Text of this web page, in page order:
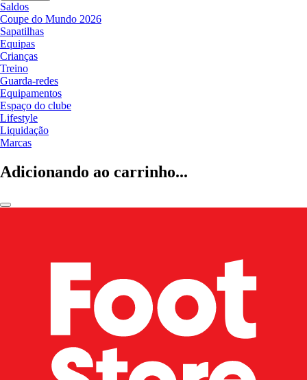
Saldos
Coupe do Mundo 2026
Sapatilhas
Equipas
Crianças
Treino
Guarda-redes
Equipamentos
Espaço do clube
Lifestyle
Liquidação
Marcas
Adicionando ao carrinho...